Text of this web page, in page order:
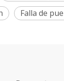
Falla de